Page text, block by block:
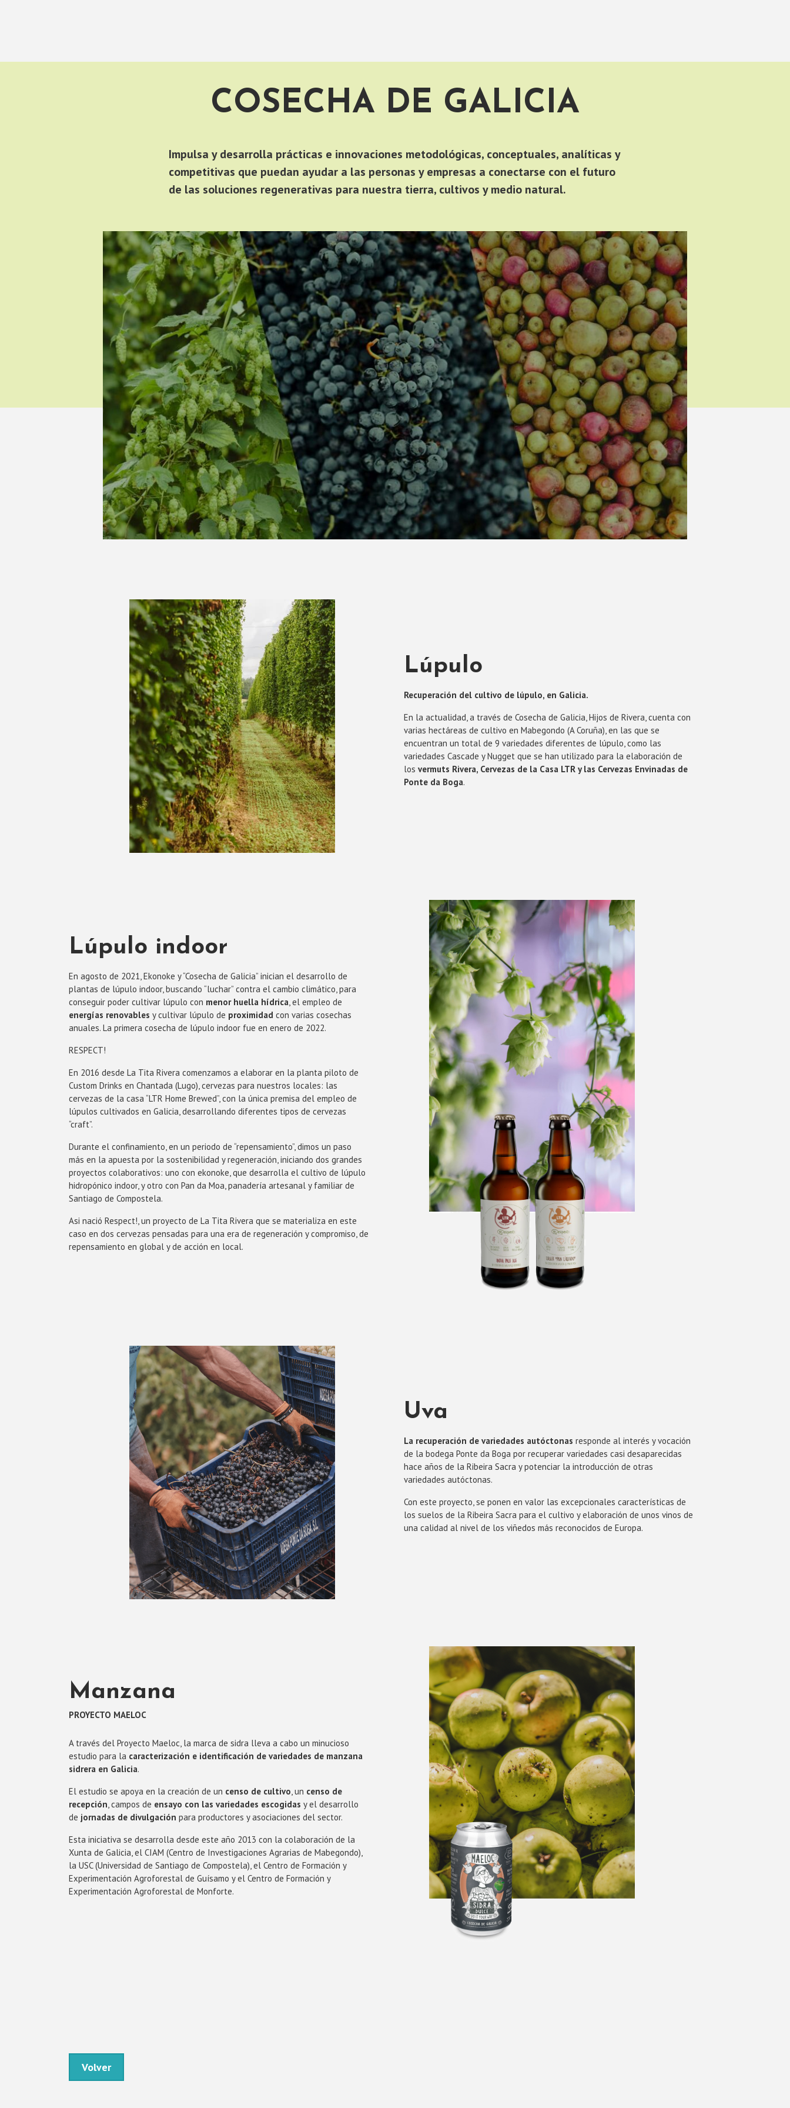
COSECHA DE GALICIA
Impulsa y desarrolla prácticas e innovaciones metodológicas, conceptuales, analíticas y
competitivas que puedan ayudar a las personas y empresas a conectarse con el futuro
de las soluciones regenerativas para nuestra tierra, cultivos y medio natural.
Lúpulo
Recuperación del cultivo de lúpulo, en Galicia.
En la actualidad, a través de Cosecha de Galicia, Hijos de Rivera, cuenta con
varias hectáreas de cultivo en Mabegondo (A Coruña), en las que se
encuentran un total de 9 variedades diferentes de lúpulo, como las
variedades Cascade y Nugget que se han utilizado para la elaboración de
los vermuts Rivera, Cervezas de la Casa LTR y las Cervezas Envinadas de
Ponte da Boga.
Lúpulo indoor
En agosto de 2021, Ekonoke y “Cosecha de Galicia” inician el desarrollo de
plantas de lúpulo indoor, buscando “luchar” contra el cambio climático, para
conseguir poder cultivar lúpulo con menor huella hídrica , el empleo de
energías renovables y cultivar lúpulo de proximidad con varias cosechas
anuales. La primera cosecha de lúpulo indoor fue en enero de 2022.
RESPECT!
En 2016 desde La Tita Rivera comenzamos a elaborar en la planta piloto de
Custom Drinks en Chantada (Lugo), cervezas para nuestros locales: las
cervezas de la casa “LTR Home Brewed”, con la única premisa del empleo de
lúpulos cultivados en Galicia, desarrollando diferentes tipos de cervezas
“craft”.
Durante el confinamiento, en un periodo de “repensamiento”, dimos un paso
más en la apuesta por la sostenibilidad y regeneración, iniciando dos grandes
proyectos colaborativos: uno con ekonoke, que desarrolla el cultivo de lúpulo
hidropónico indoor, y otro con Pan da Moa, panadería artesanal y familiar de
Santiago de Compostela.
Asi nació Respect!, un proyecto de La Tita Rivera que se materializa en este
caso en dos cervezas pensadas para una era de regeneración y compromiso, de
repensamiento en global y de acción en local.
Uva
La recuperación de variedades autóctonas responde al interés y vocación
de la bodega Ponte da Boga por recuperar variedades casi desaparecidas
hace años de la Ribeira Sacra y potenciar la introducción de otras
variedades autóctonas.
Con este proyecto, se ponen en valor las excepcionales características de
los suelos de la Ribeira Sacra para el cultivo y elaboración de unos vinos de
una calidad al nivel de los viñedos más reconocidos de Europa.
Manzana
PROYECTO MAELOC
A través del Proyecto Maeloc, la marca de sidra lleva a cabo un minucioso
estudio para la caracterización e identificación de variedades de manzana
sidrera en Galicia.
El estudio se apoya en la creación de un censo de cultivo, un censo de
recepción, campos de ensayo con las variedades escogidas y el desarrollo
de jornadas de divulgación para productores y asociaciones del sector.
Esta iniciativa se desarrolla desde este año 2013 con la colaboración de la
Xunta de Galicia, el CIAM (Centro de Investigaciones Agrarias de Mabegondo),
la USC (Universidad de Santiago de Compostela), el Centro de Formación y
Experimentación Agroforestal de Guísamo y el Centro de Formación y
Experimentación Agroforestal de Monforte.
Volver